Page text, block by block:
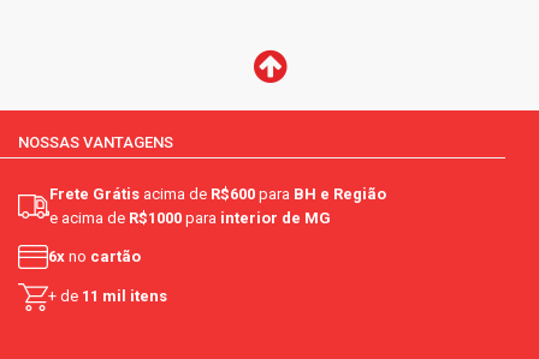
NOSSAS VANTAGENS
Frete Grátis acima de R$600 para BH e Região
e acima de R$1000 para interior de MG
6x no cartão
+ de 11 mil itens